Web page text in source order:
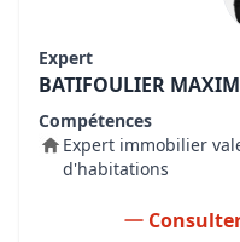
Expert
BATIFOULIER
Compétences
Expert immobilier
d'habitations